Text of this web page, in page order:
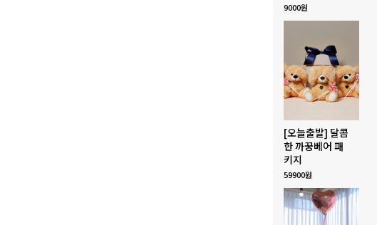
9000원
[오늘출발] 달콤
한 까꿍베어 패
키지
59900원